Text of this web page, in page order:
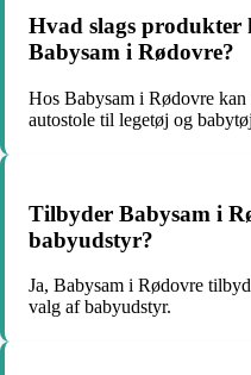
Hvad slags produkter
Babysam i Rødovre?
Hos Babysam i Rødovre
autostole til legetøj og
Tilbyder Babysam i
babyudstyr?
Ja, Babysam i Rødovre
valg af babyudstyr.